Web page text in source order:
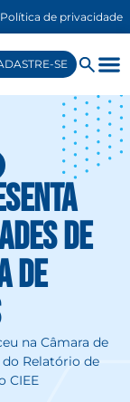
Política de privacidade
SE
de
de
na Câmara de
do Relatório de
CIEE